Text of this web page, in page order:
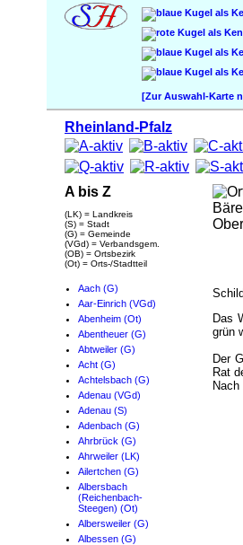
[Zur Auswahl-Karte
Rheinland-Pfalz
A bis Z
(LK) = Landkreis
(S) = Stadt
(G) = Gemeinde
(VGd) = Verbandsgem.
(OB) = Ortsbezirk
(Ot) = Orts-/Stadtteil
Aach (G)
Aar-Einrich (VGd)
Abenheim (Ot)
Abentheuer (G)
Abtweiler (G)
Acht (G)
Achtelsbach (G)
Adenau (VGd)
Adenau (S)
Adenbach (G)
Ahrbrück (G)
Ahrweiler (LK)
Ailertchen (G)
Albersbach
(Reichenbach-
Steegen) (Ot)
Albersweiler (G)
Albessen (G)
Das
grün
Der
Rat